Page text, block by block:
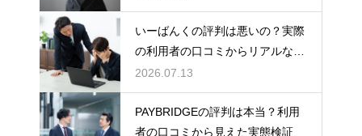
いーばんくの評判は悪いの？実際
の利用者の口コミからリアルな実
態検証
2026.07.13
PAYBRIDGEの評判は本当？利用
者の口コミから見えた実態検証